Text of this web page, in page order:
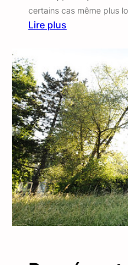
certains cas même plus
Lire plus
c
t
i
v
i
t
é
s
d
e
l
o